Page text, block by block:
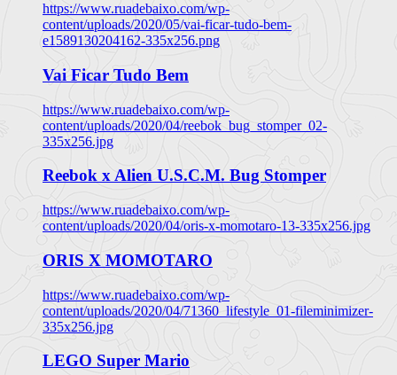
https://www.ruadebaixo.com/wp-
content/uploads/2020/05/vai-ficar-tudo-bem-
e1589130204162-335x256.png
Vai Ficar Tudo Bem
https://www.ruadebaixo.com/wp-
content/uploads/2020/04/reebok_bug_stomper_02-
335x256.jpg
Reebok x Alien U.S.C.M. Bug Stomper
https://www.ruadebaixo.com/wp-
content/uploads/2020/04/oris-x-momotaro-13-335x256.jpg
ORIS X MOMOTARO
https://www.ruadebaixo.com/wp-
content/uploads/2020/04/71360_lifestyle_01-fileminimizer-
335x256.jpg
LEGO Super Mario